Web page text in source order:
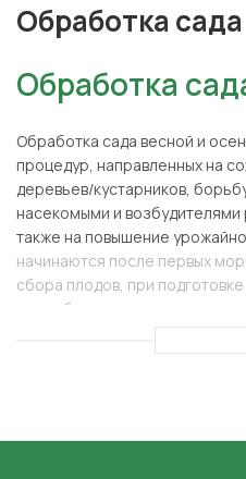
Обработка сада
Обработка
Обработка сада весной и
процедур, направленных на
деревьев/кустарников,
насекомыми и возбудителями
также на повышение
начинаются после первых
сбора плодов, при
пренебрегать
защита от вредителей и
урожая и улучшения его